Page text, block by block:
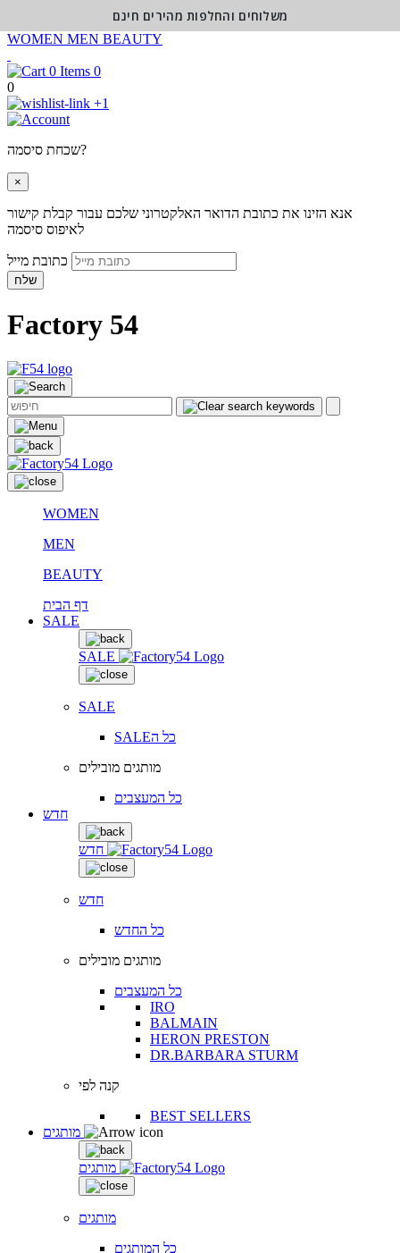
WOMEN MEN BEAUTY
0
0
+1
שכחת סיסמה?
×
אנא הזינו את כתובת הדואר האלקטרוני שלכם עבור קבלת קישור
לאיפוס סיסמה
שלח
Factory 54
WOMEN
MEN
BEAUTY
דף הבית
SALE
SALE
SALE
SALEכל ה
מותגים מובילים
כל המעצבים
חדש
חדש
חדש
כל החדש
מותגים מובילים
כל המעצבים
IRO
BALMAIN
HERON PRESTON
DR.BARBARA STURM
קנה לפי
BEST SELLERS
מותגים
מותגים
כל המותגים
משלוחים והחלפות מהירים חינם